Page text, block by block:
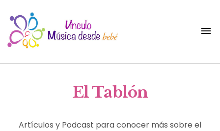
El Tablón
Artículos y Podcast para conocer más sobre el